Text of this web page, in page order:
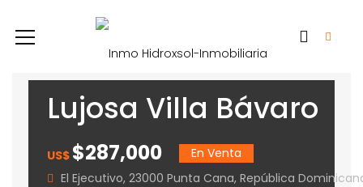
Lujosa Villa Bávaro
– Punta Cana
US$ $287,000
En Venta
El Ejecutivo, 23000 Punta Cana, República